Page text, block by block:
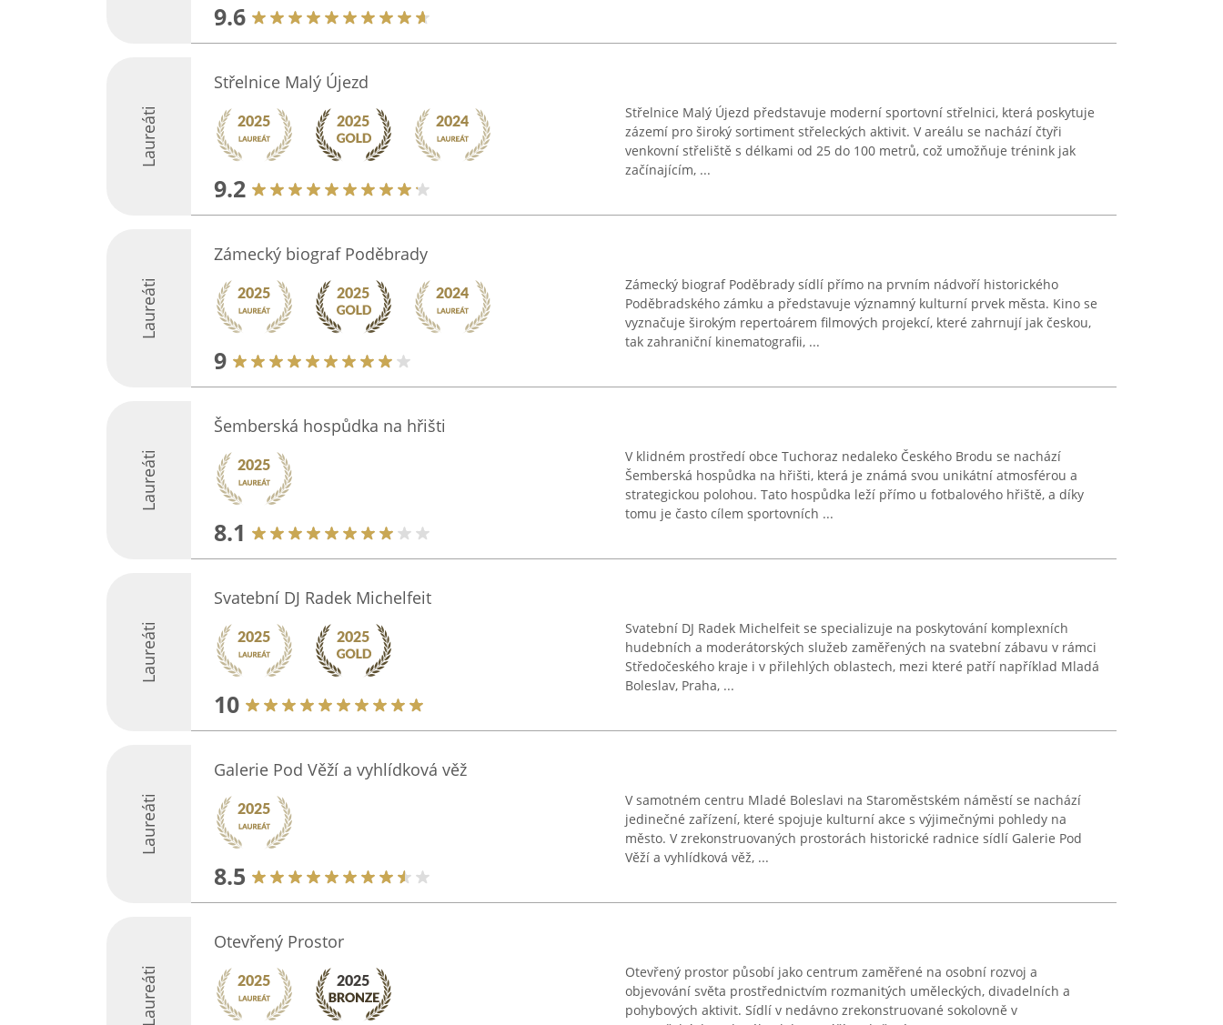
9.6
Laureáti
Střelnice Malý Újezd
9.2
Střelnice Malý Újezd představuje moderní sportovní střelnici, která poskytuje
zázemí pro široký sortiment střeleckých aktivit. V areálu se nachází čtyři
venkovní střeliště s délkami od 25 do 100 metrů, což umožňuje trénink jak
začínajícím, ...
Laureáti
Zámecký biograf Poděbrady
9
Zámecký biograf Poděbrady sídlí přímo na prvním nádvoří historického
Poděbradského zámku a představuje významný kulturní prvek města. Kino se
vyznačuje širokým repertoárem filmových projekcí, které zahrnují jak českou,
tak zahraniční kinematografii, ...
Laureáti
Šemberská hospůdka na hřišti
8.1
V klidném prostředí obce Tuchoraz nedaleko Českého Brodu se nachází
Šemberská hospůdka na hřišti, která je známá svou unikátní atmosférou a
strategickou polohou. Tato hospůdka leží přímo u fotbalového hřiště, a díky
tomu je často cílem sportovních ...
Laureáti
Svatební DJ Radek Michelfeit
10
Svatební DJ Radek Michelfeit se specializuje na poskytování komplexních
hudebních a moderátorských služeb zaměřených na svatební zábavu v rámci
Středočeského kraje i v přilehlých oblastech, mezi které patří například Mladá
Boleslav, Praha, ...
Laureáti
Galerie Pod Věží a vyhlídková věž
8.5
V samotném centru Mladé Boleslavi na Staroměstském náměstí se nachází
jedinečné zařízení, které spojuje kulturní akce s výjimečnými pohledy na
město. V zrekonstruovaných prostorách historické radnice sídlí Galerie Pod
Věží a vyhlídková věž, ...
Laureáti
Otevřený Prostor
Otevřený prostor působí jako centrum zaměřené na osobní rozvoj a
objevování světa prostřednictvím rozmanitých uměleckých, divadelních a
pohybových aktivit. Sídlí v nedávno zrekonstruované sokolovně v